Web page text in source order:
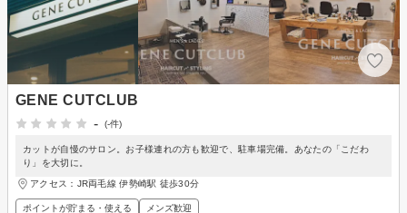
GENE CUTCLUB
-
(-件)
カットが自慢のサロン。お子様連れの方も歓迎で、駐車場完備。あなたの「こだわ
り」を大切に。
アクセス：JR両毛線 伊勢崎駅 徒歩30分
ポイントが貯まる・使える メンズ歓迎